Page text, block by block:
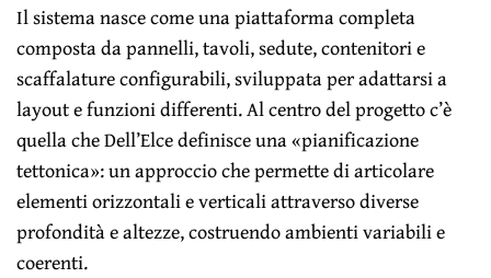
Il sistema nasce come una piattaforma completa
composta da pannelli, tavoli, sedute, contenitori e
scaffalature configurabili, sviluppata per adattarsi a
layout e funzioni differenti. Al centro del progetto c’è
quella che Dell’Elce definisce una «pianificazione
tettonica»: un approccio che permette di articolare
elementi orizzontali e verticali attraverso diverse
profondità e altezze, costruendo ambienti variabili e
coerenti.